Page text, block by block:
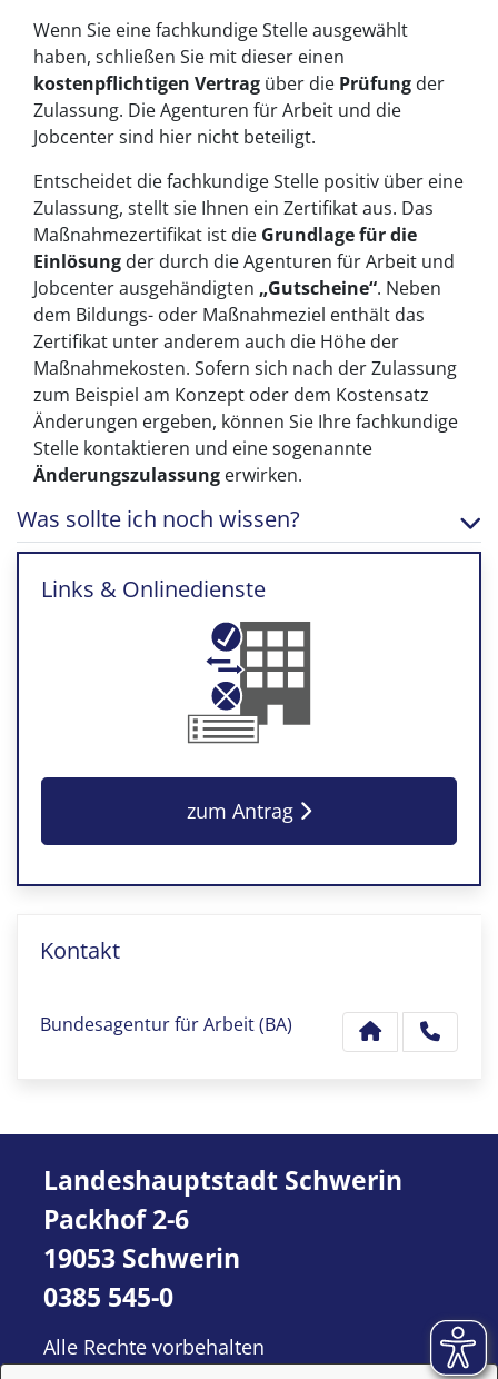
Wenn Sie eine fachkundige Stelle ausgewählt
haben, schließen Sie mit dieser einen
kostenpflichtigen Vertrag über die Prüfung der
Zulassung. Die Agenturen für Arbeit und die
Jobcenter sind hier nicht beteiligt.
Entscheidet die fachkundige Stelle positiv über eine
Zulassung, stellt sie Ihnen ein Zertifikat aus. Das
Maßnahmezertifikat ist die Grundlage für die
Einlösung der durch die Agenturen für Arbeit und
Jobcenter ausgehändigten „Gutscheine“. Neben
dem Bildungs- oder Maßnahmeziel enthält das
Zertifikat unter anderem auch die Höhe der
Maßnahmekosten. Sofern sich nach der Zulassung
zum Beispiel am Konzept oder dem Kostensatz
Änderungen ergeben, können Sie Ihre fachkundige
Stelle kontaktieren und eine sogenannte
Änderungszulassung erwirken.
Was sollte ich noch wissen?
Links & Onlinedienste
zum Antrag
Kontakt
Bundesagentur für Arbeit (BA)
Landeshauptstadt Schwerin
Packhof 2-6
19053 Schwerin
0385 545-0
Alle Rechte vorbehalten